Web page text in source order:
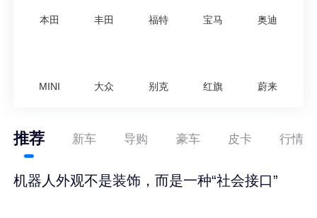
本田 丰田 福特 宝马 奥迪
MINI 大众 别克 红旗 蔚来
推荐 新车 导购 豪车 皮卡 行情
机器人外观不是装饰，而是一种“社会接口”